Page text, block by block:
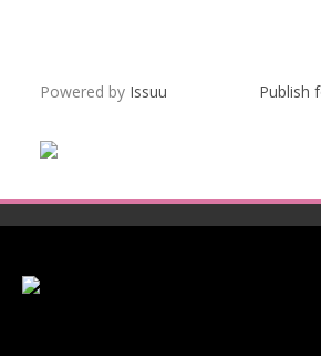
Powered by Issuu Publish